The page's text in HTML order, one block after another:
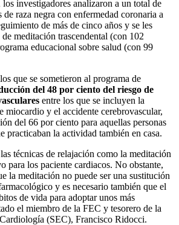
los investigadores analizaron a un total de
raza negra con enfermedad coronaria a
de más de cinco años y se les
meditación trascendental (con 102
educacional sobre salud (con 99
que se sometieron al programa de
del 48 por ciento del riesgo de
entre los que se incluyen la
miocardio y el accidente cerebrovascular,
del 66 por ciento para aquellas personas
practicaban la actividad también en casa.
técnicas de relajación como la meditación
para los paciente cardiacos. No obstante,
la meditación no puede ser una sustitución
y es necesario también que el
de vida para adoptar unos más
el miembro de la FEC y tesorero de la
(SEC), Francisco Ridocci.